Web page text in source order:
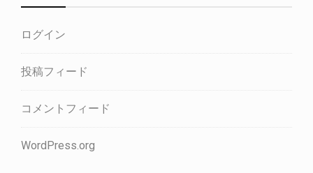
ログイン
投稿フィード
コメントフィード
WordPress.org